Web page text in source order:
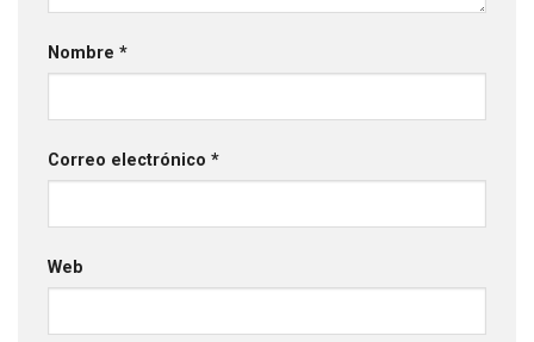
Nombre *
Correo electrónico *
Web